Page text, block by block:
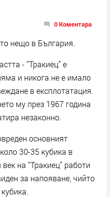
0 Коментара
нещо в България.
- “Тракиец” е
и никога не е имало
в експлотатация.
му през 1967 година
незаконно.
основният
30-35 кубика в
на “Тракиец” работи
за напояване, чийто